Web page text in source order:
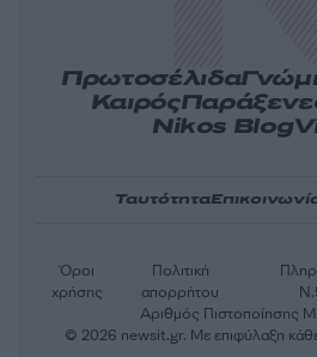
Πρωτοσέλιδα
Καιρός
Nikos Blog
Ταυτότητα
Αριθμός Πιστοποίησης
Όροι
χρήσης
Πολιτική
απορρήτου
© 2026 newsit.gr. Με επιφύλαξη